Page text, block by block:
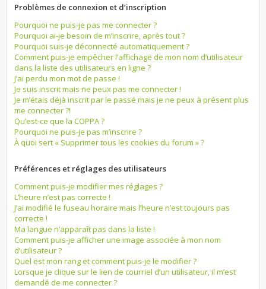
Problèmes de connexion et d’inscription
Pourquoi ne puis-je pas me connecter ?
Pourquoi ai-je besoin de m’inscrire, après tout ?
Pourquoi suis-je déconnecté automatiquement ?
Comment puis-je empêcher l’affichage de mon nom d’utilisateur
dans la liste des utilisateurs en ligne ?
J’ai perdu mon mot de passe !
Je suis inscrit mais ne peux pas me connecter !
Je m’étais déjà inscrit par le passé mais je ne peux à présent plus
me connecter ?!
Qu’est-ce que la COPPA ?
Pourquoi ne puis-je pas m’inscrire ?
À quoi sert « Supprimer tous les cookies du forum » ?
Préférences et réglages des utilisateurs
Comment puis-je modifier mes réglages ?
L’heure n’est pas correcte !
J’ai modifié le fuseau horaire mais l’heure n’est toujours pas
correcte !
Ma langue n’apparaît pas dans la liste !
Comment puis-je afficher une image associée à mon nom
d’utilisateur ?
Quel est mon rang et comment puis-je le modifier ?
Lorsque je clique sur le lien de courriel d’un utilisateur, il m’est
demandé de me connecter ?